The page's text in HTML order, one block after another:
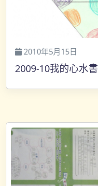
2010年5月15日
2009-10我的心水書